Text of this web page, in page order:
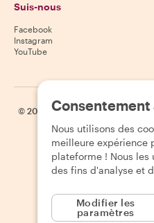
Suis-nous
Facebook
Instagram
YouTube
© 2026 Withlocals.com | Politique
Consentement
Nous utilisons des
meilleure expérience
plateforme ! Nous les
des fins d'analyse et
Modifier les
paramètres